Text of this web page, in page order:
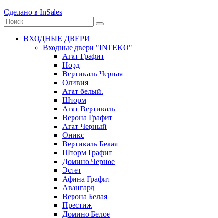
Сделано в InSales
ВХОДНЫЕ ДВЕРИ
Входные двери "INTEKO"
Агат Графит
Норд
Вертикаль Черная
Оливия
Агат белый.
Шторм
Агат Вертикаль
Верона Графит
Агат Черный
Оникс
Вертикаль Белая
Шторм Графит
Домино Черное
Эстет
Афина Графит
Авангард
Верона Белая
Престиж
Домино Белое